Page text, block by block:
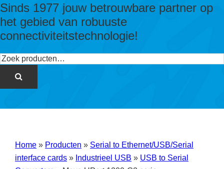
Sinds 1977 jouw betrouwbare partner op
het gebied van robuuste
connectiviteitstechnologie!
Zoeken
Home » Producten » Serial to Ethernet/USB/Serial
interface cards » Industrieel USB » USB to Serial